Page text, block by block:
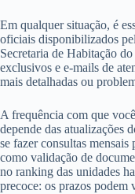
Em qualquer situação, é
oficiais disponibilizados
Secretaria de Habitação
exclusivos e e-mails de
mais detalhadas ou
A frequência com que
depende das atualizações
se fazer consultas mensais
como validação de
no ranking das unidades
precoce: os prazos podem